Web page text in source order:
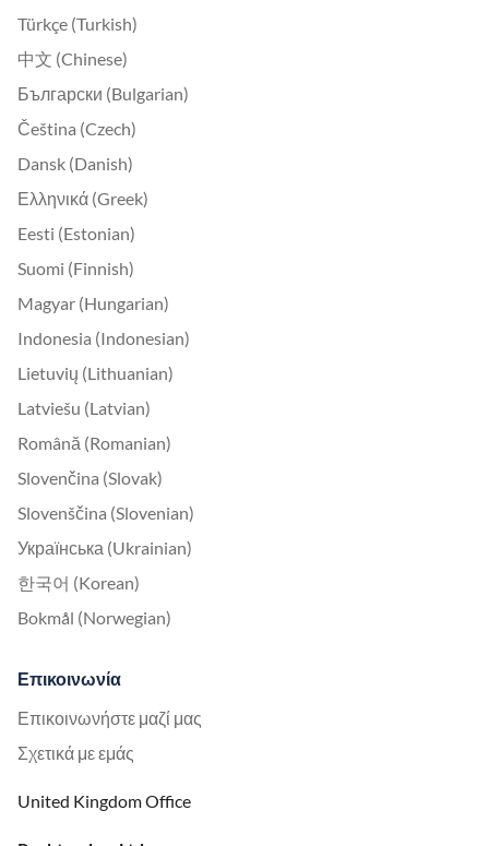
Türkçe (Turkish)
中文 (Chinese)
Български (Bulgarian)
Čeština (Czech)
Dansk (Danish)
Ελληνικά (Greek)
Eesti (Estonian)
Suomi (Finnish)
Magyar (Hungarian)
Indonesia (Indonesian)
Lietuvių (Lithuanian)
Latviešu (Latvian)
Română (Romanian)
Slovenčina (Slovak)
Slovenščina (Slovenian)
Українська (Ukrainian)
한국어 (Korean)
Bokmål (Norwegian)
Επικοινωνία
Επικοινωνήστε μαζί μας
Σχετικά με εμάς
United Kingdom Office